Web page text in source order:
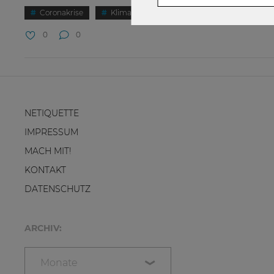
Coronakrise Klimawandel
0 0
NETIQUETTE
IMPRESSUM
MACH MIT!
KONTAKT
DATENSCHUTZ
ARCHIV:
Monate